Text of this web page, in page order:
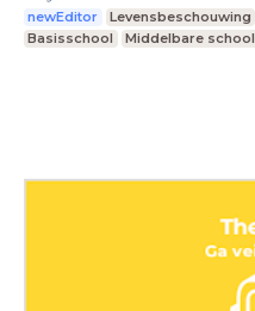
newEditor Levensbeschouwing
Basisschool
Middelbare school